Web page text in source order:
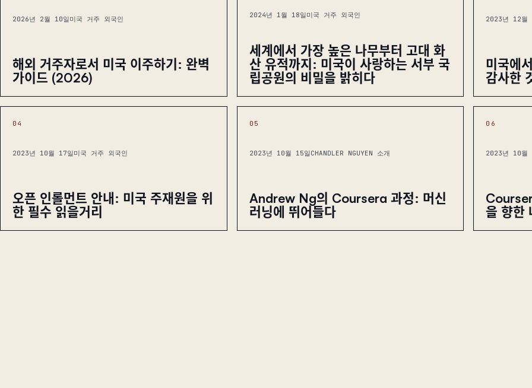
2026년 2월 10일미국 거주 외국인
해외 거주자로서 미국 이주하기: 완벽
가이드 (2026)
2024년 1월 18일미국 거주 외국인
세계에서 가장 높은 나무부터 고대 화
산 유적까지: 미국이 사랑하는 서부 국
립공원의 비밀을 밝히다
2023년 12월
미국에
감사한
04
2023년 10월 17일미국 거주 외국인
오픈 인롤먼트 안내: 미국 주재원을 위
한 필수 읽을거리
05
2023년 10월 15일CHANDLER NGUYEN 소개
Andrew Ng의 Coursera 과정: 머신
러닝에 뛰어들다
06
2023년 10월
을 향한